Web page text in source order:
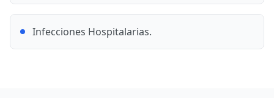
Infecciones Hospitalarias.